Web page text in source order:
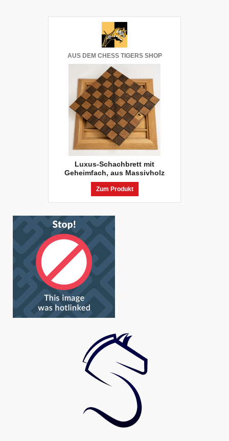
AUS DEM CHESS TIGERS SHOP
Luxus-Schachbrett mit
Geheimfach, aus Massivholz
Zum Produkt